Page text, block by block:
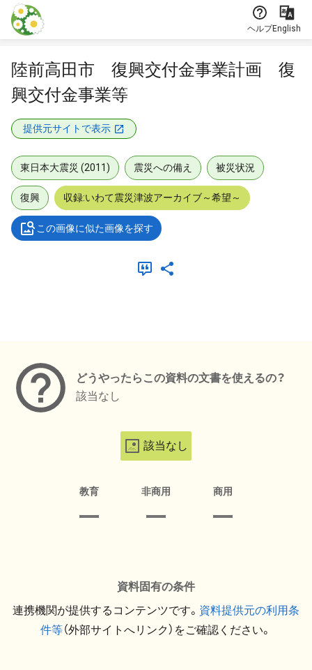
本文に飛ぶ
ヘルプEnglish
陸前高田市 復興交付金事業計画 復
興交付金事業等
提供元サイトで表示
東日本大震災 (2011) 震災への備え 被災状況
復興 収録:いわて震災津波アーカイブ～希望～
この画像に似た画像を探す
どうやったらこの資料の文書を使えるの？
該当なし
該当なし
教育 非商用 商用
資料固有の条件
連携機関が提供するコンテンツです。 資料提供元の利用条
件等（外部サイトへリンク）をご確認ください。